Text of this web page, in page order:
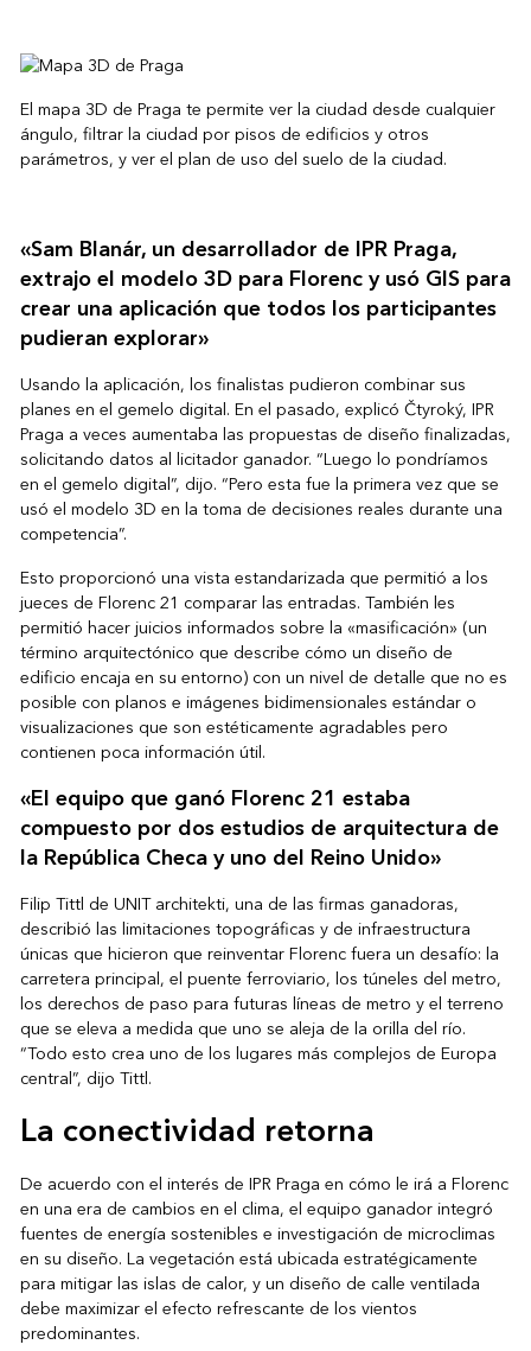
El mapa 3D de Praga te permite ver la ciudad desde cualquier
ángulo, filtrar la ciudad por pisos de edificios y otros
parámetros, y ver el plan de uso del suelo de la ciudad.
«Sam Blanár, un desarrollador de IPR Praga,
extrajo el modelo 3D para Florenc y usó GIS para
crear una aplicación que todos los participantes
pudieran explorar»
Usando la aplicación, los finalistas pudieron combinar sus
planes en el gemelo digital. En el pasado, explicó Čtyroký, IPR
Praga a veces aumentaba las propuestas de diseño finalizadas,
solicitando datos al licitador ganador. “Luego lo pondríamos
en el gemelo digital”, dijo. “Pero esta fue la primera vez que se
usó el modelo 3D en la toma de decisiones reales durante una
competencia”.
Esto proporcionó una vista estandarizada que permitió a los
jueces de Florenc 21 comparar las entradas. También les
permitió hacer juicios informados sobre la «masificación» (un
término arquitectónico que describe cómo un diseño de
edificio encaja en su entorno) con un nivel de detalle que no es
posible con planos e imágenes bidimensionales estándar o
visualizaciones que son estéticamente agradables pero
contienen poca información útil.
«El equipo que ganó Florenc 21 estaba
compuesto por dos estudios de arquitectura de
la República Checa y uno del Reino Unido»
Filip Tittl de UNIT architekti, una de las firmas ganadoras,
describió las limitaciones topográficas y de infraestructura
únicas que hicieron que reinventar Florenc fuera un desafío: la
carretera principal, el puente ferroviario, los túneles del metro,
los derechos de paso para futuras líneas de metro y el terreno
que se eleva a medida que uno se aleja de la orilla del río.
“Todo esto crea uno de los lugares más complejos de Europa
central”, dijo Tittl.
La conectividad retorna
De acuerdo con el interés de IPR Praga en cómo le irá a Florenc
en una era de cambios en el clima, el equipo ganador integró
fuentes de energía sostenibles e investigación de microclimas
en su diseño. La vegetación está ubicada estratégicamente
para mitigar las islas de calor, y un diseño de calle ventilada
debe maximizar el efecto refrescante de los vientos
predominantes.